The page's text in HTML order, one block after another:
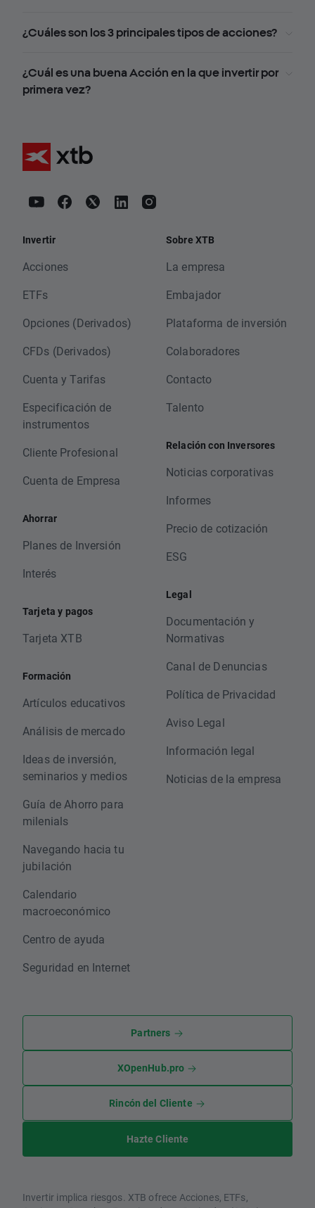
¿Cuáles son los 3 principales tipos de acciones?
¿Cuál es una buena Acción en la que invertir por
primera vez?
Invertir
Acciones
ETFs
Opciones (Derivados)
CFDs (Derivados)
Cuenta y Tarifas
Especificación de
instrumentos
Cliente Profesional
Cuenta de Empresa
Ahorrar
Planes de Inversión
Interés
Tarjeta y pagos
Tarjeta XTB
Formación
Artículos educativos
Análisis de mercado
Ideas de inversión,
seminarios y medios
Guía de Ahorro para
milenials
Navegando hacia tu
jubilación
Calendario
macroeconómico
Centro de ayuda
Seguridad en Internet
Sobre XTB
La empresa
Embajador
Plataforma de inversión
Colaboradores
Contacto
Talento
Relación con Inversores
Noticias corporativas
Informes
Precio de cotización
ESG
Legal
Documentación y
Normativas
Canal de Denuncias
Política de Privacidad
Aviso Legal
Información legal
Noticias de la empresa
Partners
XOpenHub.pro
Rincón del Cliente
Hazte Cliente
Invertir implica riesgos. XTB ofrece Acciones, ETFs,